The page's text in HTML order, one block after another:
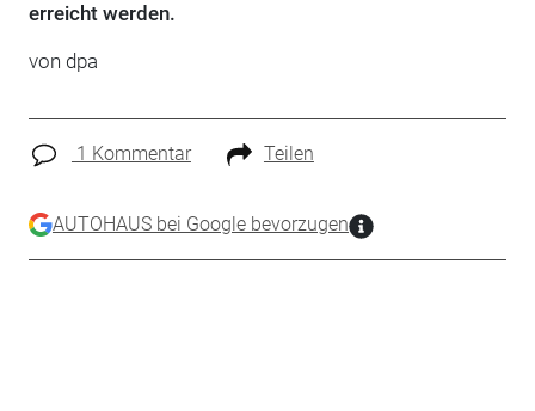
erreicht werden.
von dpa
1 Kommentar Teilen
AUTOHAUS bei Google bevorzugen